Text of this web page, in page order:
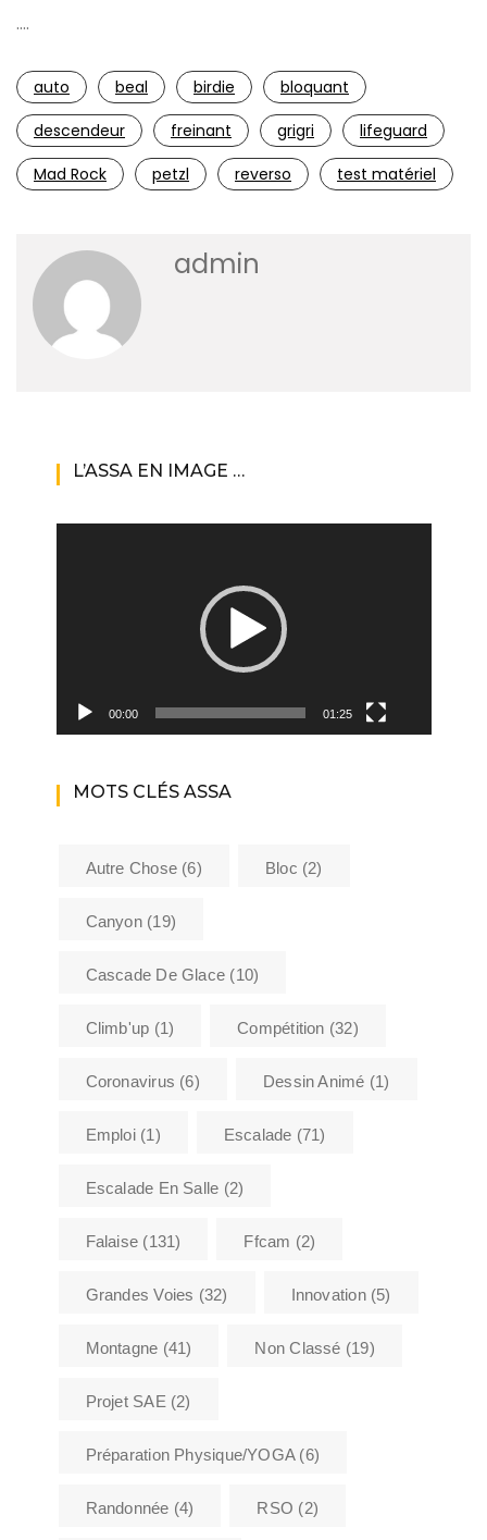
….
auto beal birdie
bloquant
descendeur
freinant grigri
lifeguard
Mad Rock
petzl reverso test matériel
admin
L’ASSA EN IMAGE …
00:00 01:25
MOTS CLÉS ASSA
Autre Chose(6) Bloc (2)
Canyon(19)
Cascade De Glace (10)
Climb'up (1) Compétition (32)
Coronavirus (6) Dessin Animé (1)
Emploi(1) Escalade (71)
Escalade En Salle (2)
Falaise (131) Ffcam (2)
Grandes Voies (32) Innovation(5)
Montagne (41) Non Classé (19)
Projet SAE (2)
Préparation Physique/YOGA(6)
Randonnée (4) RSO (2)